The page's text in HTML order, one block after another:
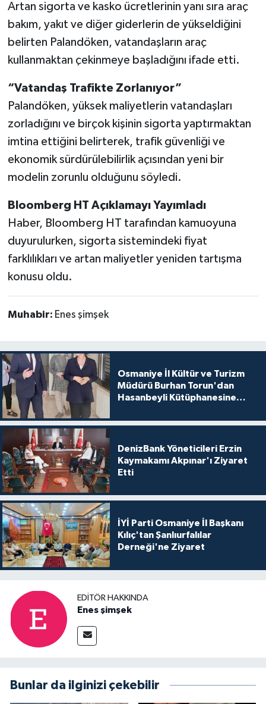
Artan sigorta ve kasko ücretlerinin yanı sıra araç
bakım, yakıt ve diğer giderlerin de yükseldiğini
belirten Palandöken, vatandaşların araç
kullanmaktan çekinmeye başladığını ifade etti.
“Vatandaş Trafikte Zorlanıyor”
Palandöken, yüksek maliyetlerin vatandaşları
zorladığını ve birçok kişinin sigorta yaptırmaktan
imtina ettiğini belirterek, trafik güvenliği ve
ekonomik sürdürülebilirlik açısından yeni bir
modelin zorunlu olduğunu söyledi.
Bloomberg HT Açıklamayı Yayımladı
Haber, Bloomberg HT tarafından kamuoyuna
duyurulurken, sigorta sistemindeki fiyat
farklılıkları ve artan maliyetler yeniden tartışma
konusu oldu.
Muhabir: Enes şimşek
Osmaniye İl Kültür ve Turizm
Müdürü Burhan Torun'dan
Hasanbeyli Kütüphanesine
DenizBank Yöneticileri Erzin
Kaymakamı Akpınar'ı Ziyaret
Etti
İYİ Parti Osmaniye İl Başkanı
Kılıç'tan Şanlıurfalılar
Derneği'ne Ziyaret
EDITÖR HAKKINDA
Enes şimşek
Bunlar da ilginizi çekebilir